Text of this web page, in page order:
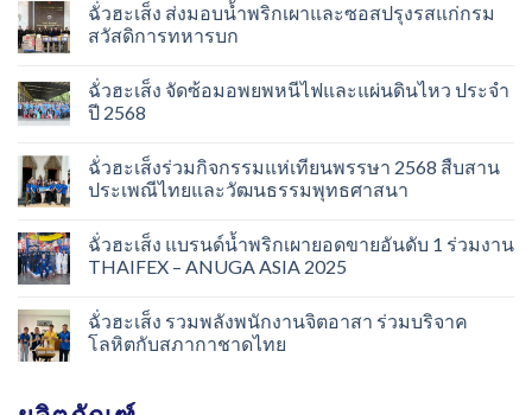
ฉั่วฮะเส็ง ส่งมอบน้ำพริกเผาและซอสปรุงรสแก่กรม
สวัสดิการทหารบก
ฉั่วฮะเส็ง จัดซ้อมอพยพหนีไฟและแผ่นดินไหว ประจำ
ปี 2568
ฉั่วฮะเส็งร่วมกิจกรรมแห่เทียนพรรษา 2568 สืบสาน
ประเพณีไทยและวัฒนธรรมพุทธศาสนา
ฉั่วฮะเส็ง แบรนด์น้ำพริกเผายอดขายอันดับ 1 ร่วมงาน
THAIFEX – ANUGA ASIA 2025
ฉั่วฮะเส็ง รวมพลังพนักงานจิตอาสา ร่วมบริจาค
โลหิตกับสภากาชาดไทย